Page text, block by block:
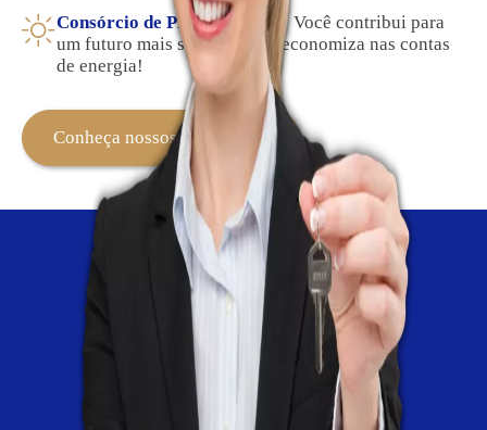
Consórcio de Placas Solares:Você contribui para
um futuro mais sustentável e economiza nas contas
de energia!
Conheça nossos Consórcios